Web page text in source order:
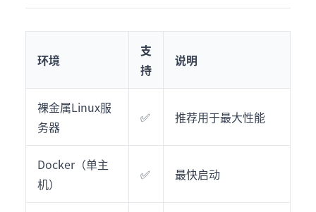
环境
支
持
说明
裸金属Linux服
务器
✅ 推荐用于最大性能
Docker（单主
机）
✅ 最快启动